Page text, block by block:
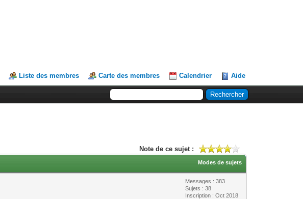
Liste des membres Carte des membres Calendrier Aide
Note de ce sujet :
Modes de sujets
Messages : 383
Sujets : 38
Inscription : Oct 2018